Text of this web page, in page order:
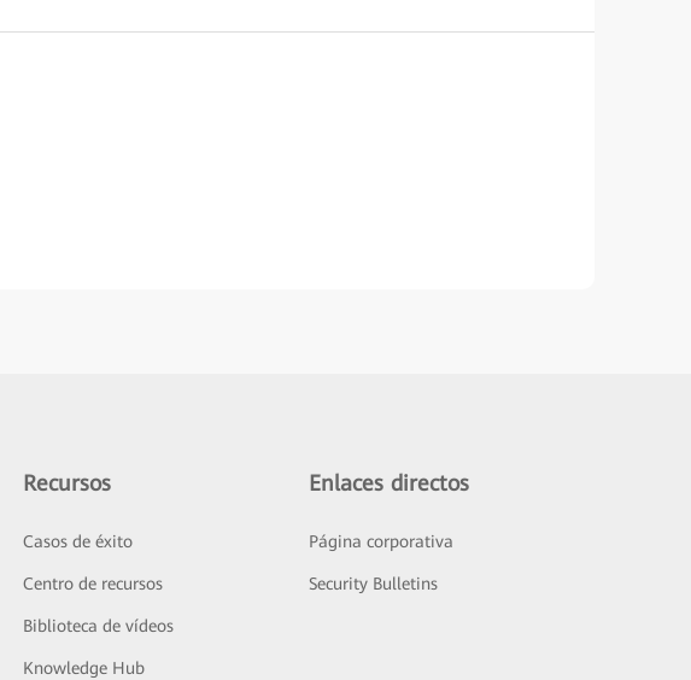
Recursos
Casos de éxito
Centro de recursos
Biblioteca de vídeos
Knowledge Hub
Enlaces directos
Página corporativa
Security Bulletins